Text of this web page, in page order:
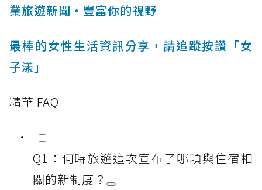
業旅遊新聞‧豐富你的視野
最棒的女性生活資訊分享，請追蹤按讚「女
子漾」
精華 FAQ
Q1：何時旅遊這次宣布了哪項與住宿相
關的新制度？